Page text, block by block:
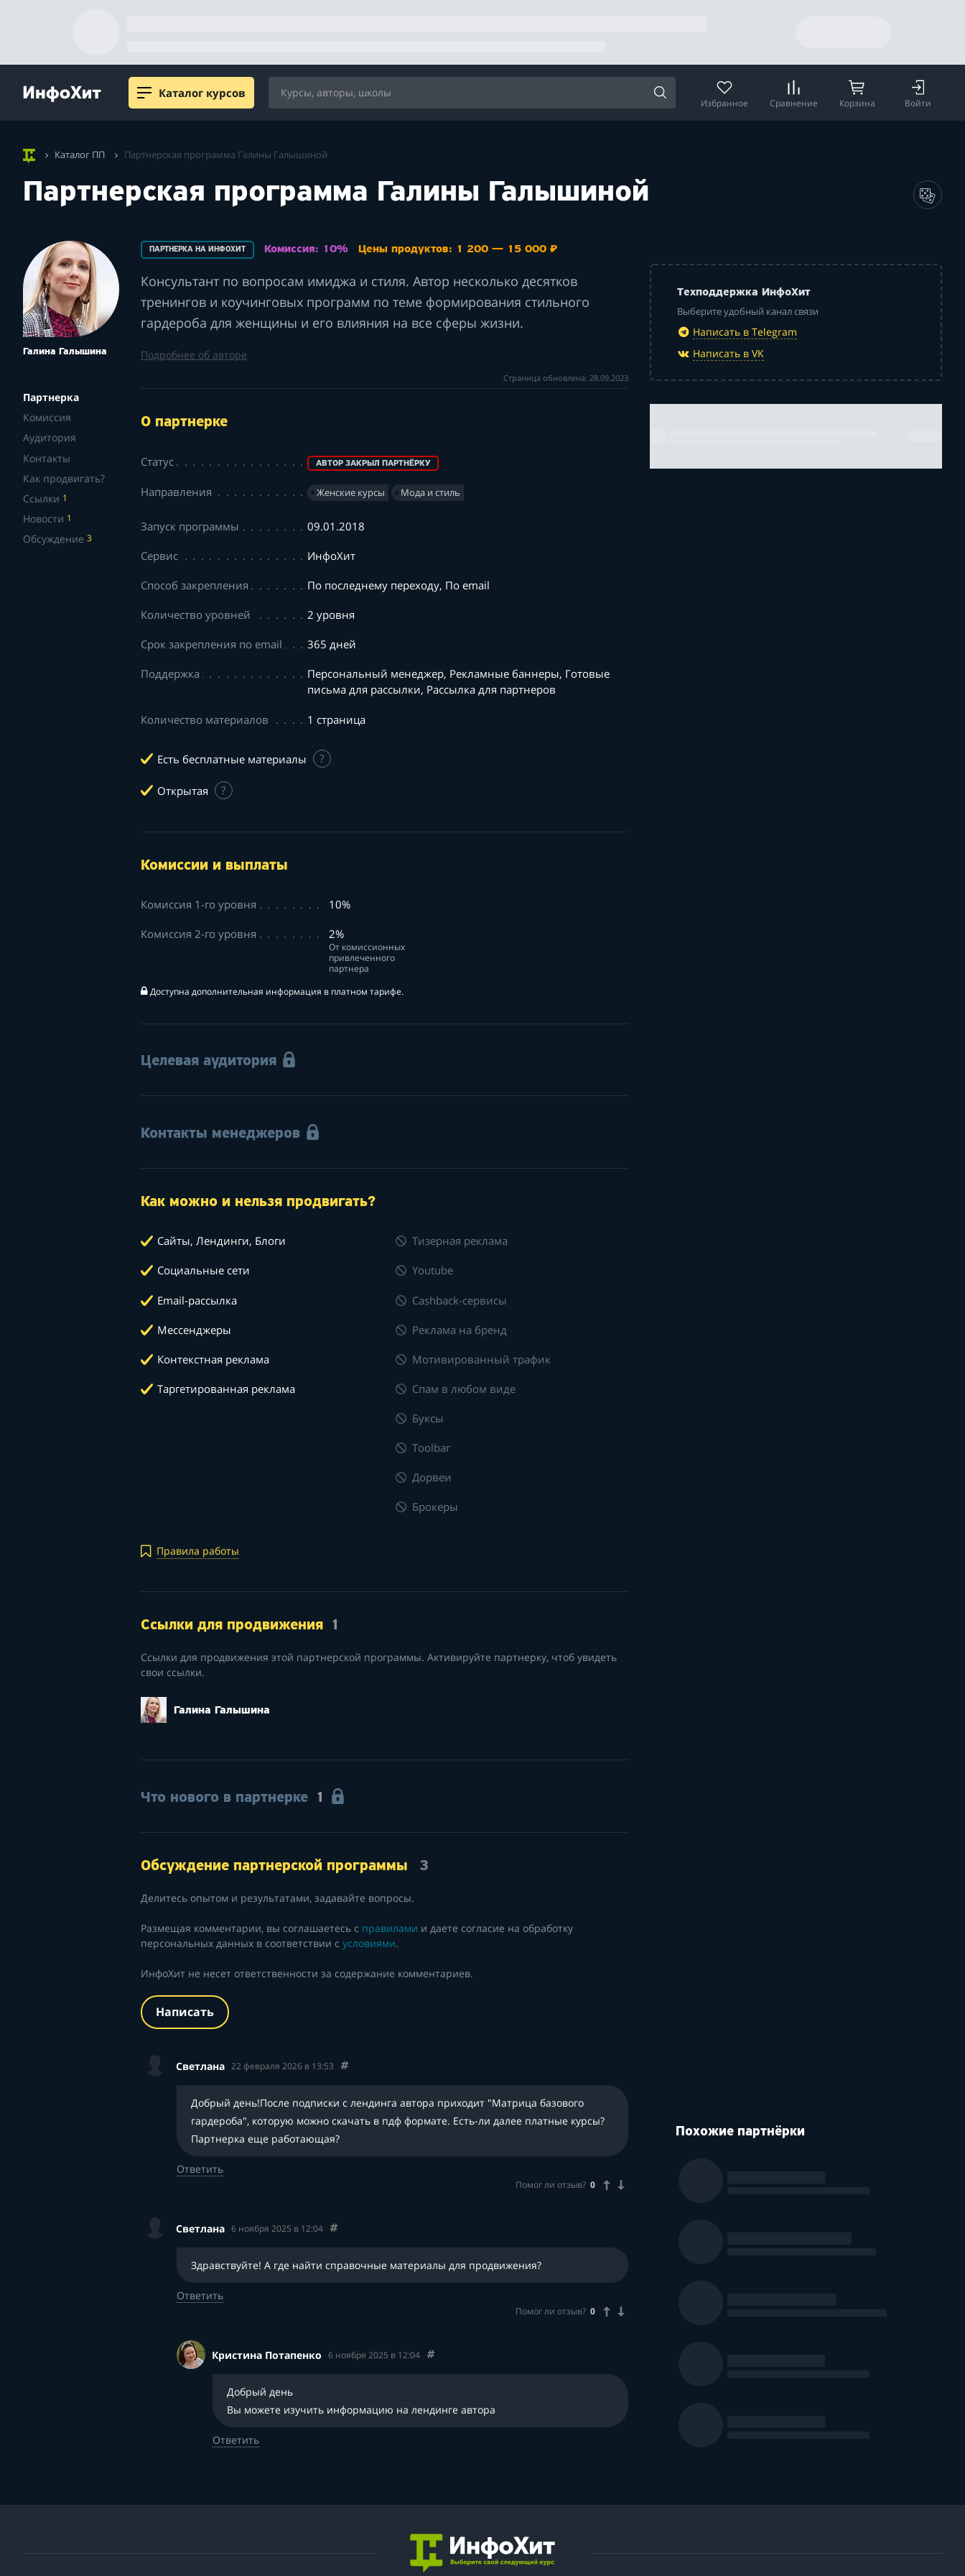
Каталог курсов
Избранное Сравнение Корзина Войти
Каталог ПП Партнерская программа Галины Галышиной
Партнерская программа Галины Галышиной
Галина Галышина
Партнерка
Комиссия
Аудитория
Контакты
Как продвигать?
Ссылки 1
Новости 1
Обсуждение 3
ПАРТНЕРКА НА ИНФОХИТ Комиссия: 10% Цены продуктов: 1 200 — 15 000 ₽
Консультант по вопросам имиджа и стиля. Автор несколько десятков
тренингов и коучинговых программ по теме формирования стильного
гардероба для женщины и его влияния на все сферы жизни.
Подробнее об авторе
Страница обновлена: 28.09.2023
О партнерке
Статус АВТОР ЗАКРЫЛ ПАРТНЁРКУ
Направления Женские курсы Мода и стиль
Запуск программы 09.01.2018
Сервис ИнфоХит
Способ закрепления По последнему переходу, По email
Количество уровней 2 уровня
Срок закрепления по email 365 дней
Поддержка
Персональный менеджер, Рекламные баннеры, Готовые
письма для рассылки, Рассылка для партнеров
Количество материалов 1 страница
Есть бесплатные материалы ?
Открытая ?
Комиссии и выплаты
Комиссия 1-го уровня 10%
Комиссия 2-го уровня 2%
От комиссионных
привлеченного
партнера
Доступна дополнительная информация в платном тарифе.
Целевая аудитория
Контакты менеджеров
Как можно и нельзя продвигать?
Сайты, Лендинги, Блоги
Социальные сети
Email-рассылка
Мессенджеры
Контекстная реклама
Таргетированная реклама
Тизерная реклама
Youtube
Cashback-сервисы
Реклама на бренд
Мотивированный трафик
Спам в любом виде
Буксы
Toolbar
Дорвеи
Брокеры
Правила работы
Ссылки для продвижения 1
Ссылки для продвижения этой партнерской программы. Активируйте партнерку, чтоб увидеть
свои ссылки.
Галина Галышина
Что нового в партнерке 1
Обсуждение партнерской программы 3
Делитесь опытом и результатами, задавайте вопросы.
Размещая комментарии, вы соглашаетесь с правилами и даете согласие на обработку
персональных данных в соответствии с условиями.
ИнфоХит не несет ответственности за содержание комментариев.
Написать
Светлана 22 февраля 2026 в 13:53
Добрый день!После подписки с лендинга автора приходит "Матрица базового
гардероба", которую можно скачать в пдф формате. Есть-ли далее платные курсы?
Партнерка еще работающая?
Ответить
Помог ли отзыв? 0
Светлана 6 ноября 2025 в 12:04
Здравствуйте! А где найти справочные материалы для продвижения?
Ответить
Помог ли отзыв? 0
Кристина Потапенко 6 ноября 2025 в 12:04
Добрый день
Вы можете изучить информацию на лендинге автора
Ответить
Техподдержка ИнфоХит
Выберите удобный канал связи
Написать в Telegram
Написать в VK
Похожие партнёрки